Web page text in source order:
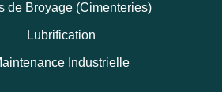
de Broyage (Cimenteries)
Lubrification
Industrielle